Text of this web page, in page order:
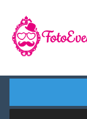
contenido